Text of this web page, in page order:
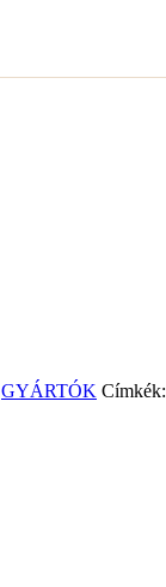
GYÁRTÓK Címkék: